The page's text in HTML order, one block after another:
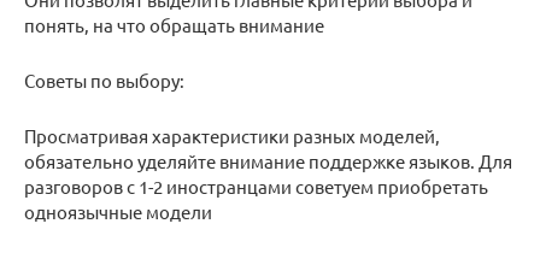
понять, на что обращать внимание
Советы по выбору:
Просматривая характеристики разных моделей,
обязательно уделяйте внимание поддержке языков. Для
разговоров с 1-2 иностранцами советуем приобретать
одноязычные модели